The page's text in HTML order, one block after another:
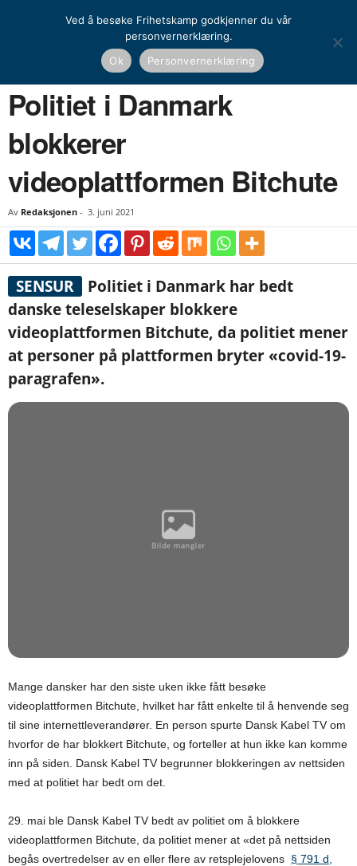
Norden Politiet i Danmark blokkerer videoplattformen Bitchute
UTENRIKS
Politiet i Danmark
blokkerer
videoplattformen Bitchute
Av Redaksjonen - 3. juni 2021
SENSUR
Politiet i Danmark har bedt
danske teleselskaper blokkere
videoplattformen Bitchute, da politiet mener
at personer på plattformen bryter «covid-19-
paragrafen».
Mange dansker har den siste uken ikke fått besøke
videoplattformen Bitchute, hvilket har fått enkelte til å henvende seg
til sine internettleverandører. En person spurte Dansk Kabel TV om
hvorfor de har blokkert Bitchute, og forteller at hun ikke kan komme
inn på siden. Dansk Kabel TV begrunner blokkeringen av nettsiden
med at politiet har bedt om det.
29. mai ble Dansk Kabel TV bedt av politiet om å blokkere
videoplattformen Bitchute, da politiet mener at «det på nettsiden
begås overtredelser av en eller flere av retsplejelovens § 791 d,
Ved å besøke Frihetskamp godkjenner du vår
personvernerklæring.
Ok
Personvernerklæring